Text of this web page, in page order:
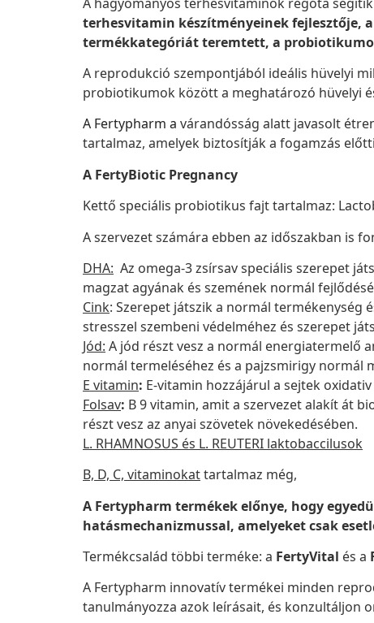
terhesvitamin készítményeinek fejlesztője,
termékkategóriát teremtett, a
A reprodukció szempontjából ideális hüvelyi
probiotikumok között a meghatározó hüvelyi
A Fertypharm a várandósság alatt javasolt
tartalmaz, amelyek biztosítják a fogamzás
A FertyBiotic Pregnancy
Kettő speciális probiotikus fajt tartalmaz:
A szervezet számára ebben az időszakban is
DHA: Az omega-3 zsírsav speciális szerepet
magzat agyának és szemének normál
Cink: Szerepet játszik a normál termékenység
stresszel szembeni védelméhez és szerepet
Jód: A jód részt vesz a normál energiatermelő
normál termeléséhez és a pajzsmirigy normál
E vitamin: E-vitamin hozzájárul a sejtek
Folsav: B 9 vitamin, amit a szervezet alakít át
részt vesz az anyai szövetek növekedésében.
L. RHAMNOSUS és L. REUTERI laktobaccilusok
B, D, C, vitaminokattartalmaz még,
A Fertypharm termékek előnye, hogy
hatásmechanizmussal, amelyeket csak
Termékcsalád többi terméke: a FertyVital és a
A Fertypharm innovatív termékei minden
tanulmányozza azok leírásait, és konzultáljon